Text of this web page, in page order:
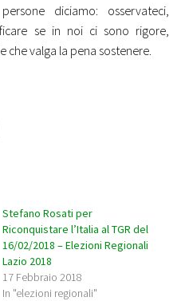
diciamo: osservateci,
se in noi ci sono rigore,
che valga la pena sostenere.
Stefano Rosati per
Riconquistare l’Italia al TGR del
16/02/2018 – Elezioni Regionali
Lazio 2018
17 Febbraio 2018
In "elezioni regionali"